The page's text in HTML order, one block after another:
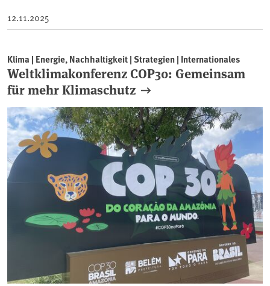
12.11.2025
Klima | Energie, Nachhaltigkeit | Strategien | Internationales
Weltklimakonferenz COP30: Gemeinsam
für mehr Klimaschutz